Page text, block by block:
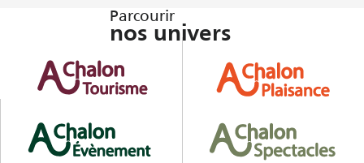
Parcourir
nos univers